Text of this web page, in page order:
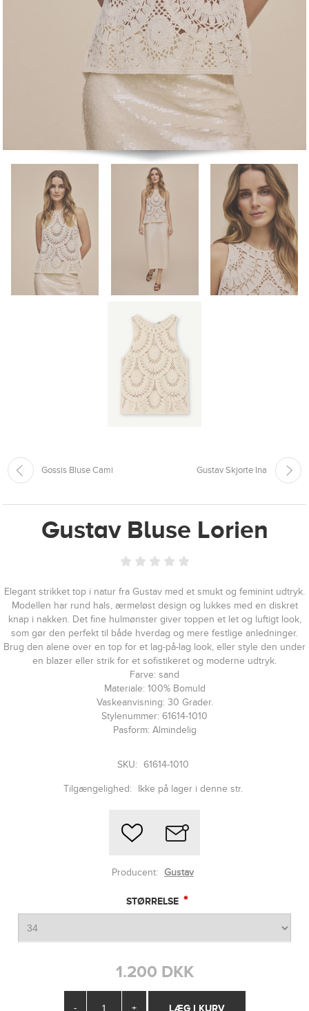
Gossis Bluse Cami Gustav Skjorte Ina
Gustav Bluse Lorien
Elegant strikket top i natur fra Gustav med et smukt og feminint udtryk.
Modellen har rund hals, ærmeløst design og lukkes med en diskret
knap i nakken. Det fine hulmønster giver toppen et let og luftigt look,
som gør den perfekt til både hverdag og mere festlige anledninger.
Brug den alene over en top for et lag-på-lag look, eller style den under
en blazer eller strik for et sofistikeret og moderne udtryk.
Farve: sand
Materiale: 100% Bomuld
Vaskeanvisning: 30 Grader.
Stylenummer: 61614-1010
Pasform: Almindelig
SKU: 61614-1010
Tilgængelighed: Ikke på lager i denne str.
Producent: Gustav
STØRRELSE *
1.200 DKK
- +